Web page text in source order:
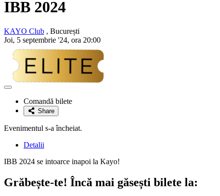
IBB 2024
KAYO Club , București
Joi, 5 septembrie '24, ora 20:00
Adaugă
favoriteComandă bilete
Share
Evenimentul s-a încheiat.
Detalii
IBB 2024 se intoarce inapoi la Kayo!
Grăbește-te! Încă mai găsești bilete la: